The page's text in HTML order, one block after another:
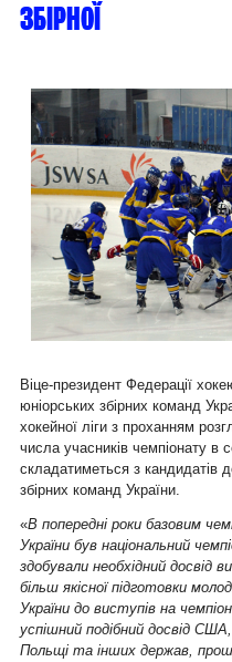
збірної
Віце-президент Федерації
юніорських збірних команд
хокейної ліги з проханням
числа учасників чемпіонату в
складатиметься з кандидатів
збірних команд України.
«В попередні роки базовим
України був національний
здобували необхідний досвід
більш якісної підготовки
України до виступів на
успішний подібний досвід США,
Польщі та інших держав,